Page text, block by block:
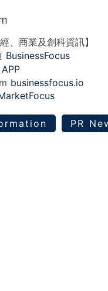
、商業及創科資訊】
BusinessFocus
businessfocus.io
PR